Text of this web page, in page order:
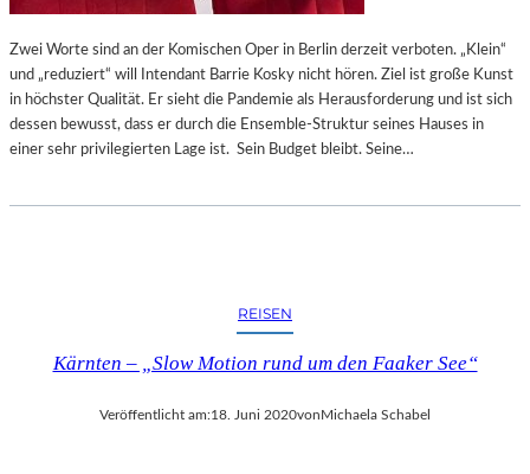
Zwei Worte sind an der Komischen Oper in Berlin derzeit verboten. „Klein“
und „reduziert“ will Intendant Barrie Kosky nicht hören. Ziel ist große Kunst
in höchster Qualität. Er sieht die Pandemie als Herausforderung und ist sich
dessen bewusst, dass er durch die Ensemble-Struktur seines Hauses in
einer sehr privilegierten Lage ist. Sein Budget bleibt. Seine…
REISEN
Kärnten – „Slow Motion rund um den Faaker See“
Veröffentlicht am:18. Juni 2020vonMichaela Schabel